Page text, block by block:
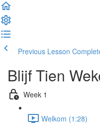
Previous Lesson
Blijf Tien
Week 1
Welkom (1:28)